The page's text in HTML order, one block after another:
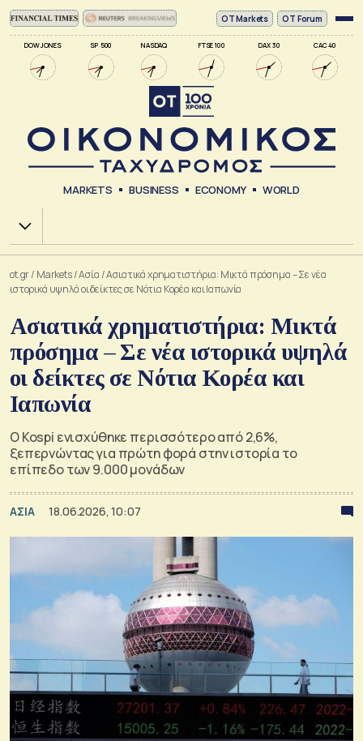
DOW JONES SP 500 NASDAQ FTSE 100 DAX 30 CAC 40
ΟΤ Markets OT Forum
MARKETS BUSINESS ECONOMY WORLD
Χ.Α.
ot.gr/ Markets/Ασία /Ασιατικά χρηματιστήρια: Μικτά πρόσημα – Σε νέα
ιστορικά υψηλά οι δείκτες σε Νότια Κορέα και Ιαπωνία
Ασιατικά χρηματιστήρια: Μικτά
πρόσημα – Σε νέα ιστορικά υψηλά
οι δείκτες σε Νότια Κορέα και
Ιαπωνία
Ο Kospi ενισχύθηκε περισσότερο από 2,6%,
ξεπερνώντας για πρώτη φορά στην ιστορία το
επίπεδο των 9.000 μονάδων
ΑΣΙΑ 18.06.2026, 10:07